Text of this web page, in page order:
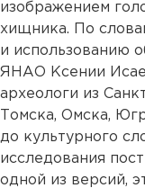
изображением
хищника. По
и использованию
ЯНАО Ксении
археологи из
Томска, Омска,
до культурного
исследования
одной из версий,